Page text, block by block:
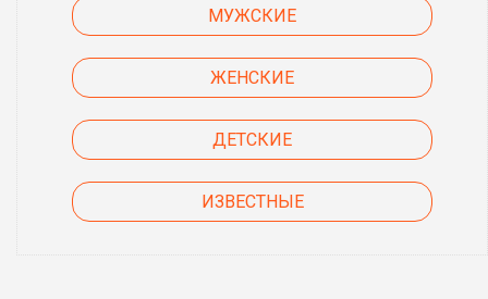
МУЖСКИЕ
ЖЕНСКИЕ
ДЕТСКИЕ
ИЗВЕСТНЫЕ